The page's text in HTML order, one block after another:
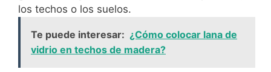
los techos o los suelos.
Te puede interesar: ¿Cómo colocar lana de
vidrio en techos de madera?